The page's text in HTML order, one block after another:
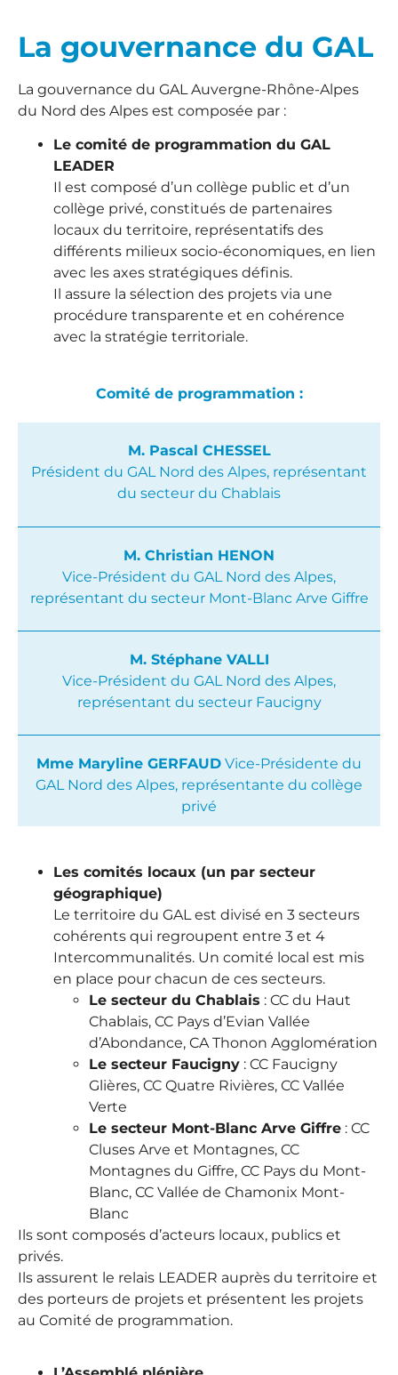
La gouvernance du GAL
La gouvernance du GAL Auvergne-Rhône-Alpes
du Nord des Alpes est composée par :
Le comité de programmation du GAL
LEADER
Il est composé d’un collège public et d’un
collège privé, constitués de partenaires
locaux du territoire, représentatifs des
différents milieux socio-économiques, en lien
avec les axes stratégiques définis.
Il assure la sélection des projets via une
procédure transparente et en cohérence
avec la stratégie territoriale.
Comité de programmation :
M. Pascal CHESSEL
Président du GAL Nord des Alpes, représentant
du secteur du Chablais
M. Christian HENON
Vice-Président du GAL Nord des Alpes,
représentant du secteur Mont-Blanc Arve Giffre
M. Stéphane VALLI
Vice-Président du GAL Nord des Alpes,
représentant du secteur Faucigny
Mme Maryline GERFAUD Vice-Présidente du
GAL Nord des Alpes, représentante du collège
privé
Les comités locaux (un par secteur
géographique)
Le territoire du GAL est divisé en 3 secteurs
cohérents qui regroupent entre 3 et 4
Intercommunalités. Un comité local est mis
en place pour chacun de ces secteurs.
Le secteur du Chablais : CC du Haut
Chablais, CC Pays d’Evian Vallée
d’Abondance, CA Thonon Agglomération
Le secteur Faucigny : CC Faucigny
Glières, CC Quatre Rivières, CC Vallée
Verte
Le secteur Mont-Blanc Arve Giffre : CC
Cluses Arve et Montagnes, CC
Montagnes du Giffre, CC Pays du Mont-
Blanc, CC Vallée de Chamonix Mont-
Blanc
Ils sont composés d’acteurs locaux, publics et
privés.
Ils assurent le relais LEADER auprès du territoire et
des porteurs de projets et présentent les projets
au Comité de programmation.